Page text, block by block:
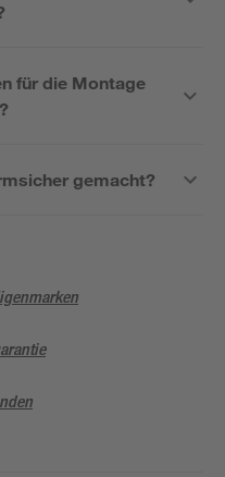
für die Montage
gemacht?